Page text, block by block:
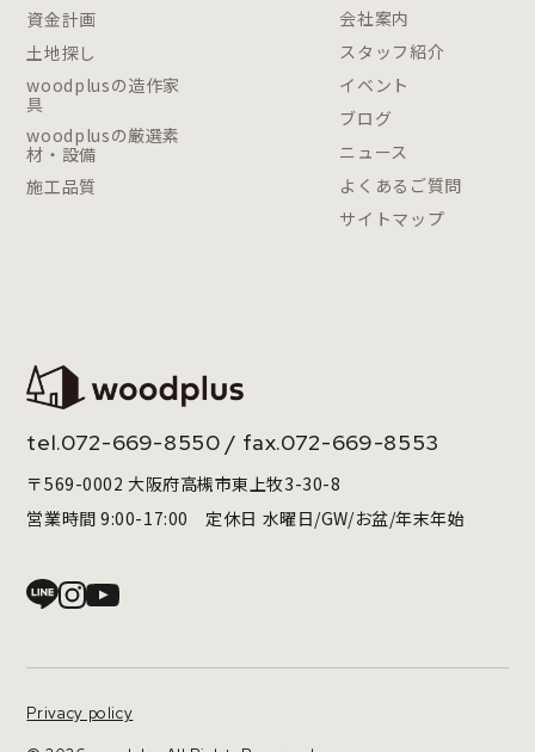
資金計画
土地探し
woodplusの造作家
具
woodplusの厳選素
材・設備
施工品質
会社案内
スタッフ紹介
イベント
ブログ
ニュース
よくあるご質問
サイトマップ
tel.072-669-8550 / fax.072-669-8553
〒569-0002 大阪府高槻市東上牧3-30-8
営業時間 9:00-17:00 定休日 水曜日/GW/お盆/年末年始
Privacy policy